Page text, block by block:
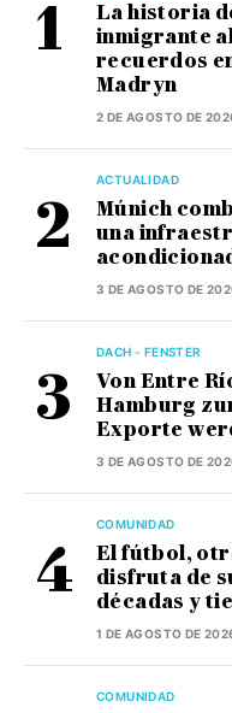
La historia
inmigrante
recuerdos
Madryn
2 DE AGOSTO DE
ACTUALIDAD
Múnich
una
3 DE AGOSTO DE
DACH - FENSTER
Von Entre
Hamburg
Exporte
3 DE AGOSTO DE
COMUNIDAD
El fútbol,
disfruta de
décadas y
1 DE AGOSTO DE
COMUNIDAD